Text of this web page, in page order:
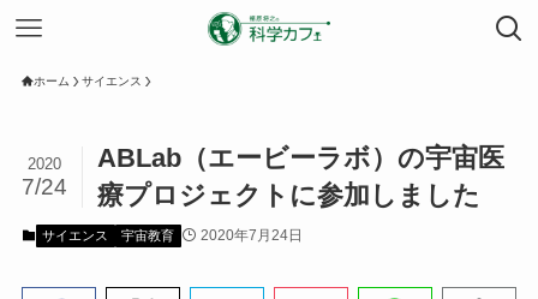
ホーム サイエンス
ABLab（エービーラボ）の宇宙医
療プロジェクトに参加しました
2020
7/24
サイエンス 宇宙教育 2020年7月24日